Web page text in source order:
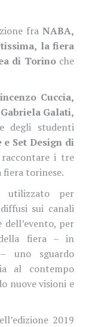
fra NABA,
la fiera
di Torinoche
Cuccia,
Galati,
degli studenti
Set Design di
i tre
fiera torinese.
utilizzato per
sui canali
dell’evento, per
fiera – in
uno sguardo
al contempo
nuove visioni e
2019